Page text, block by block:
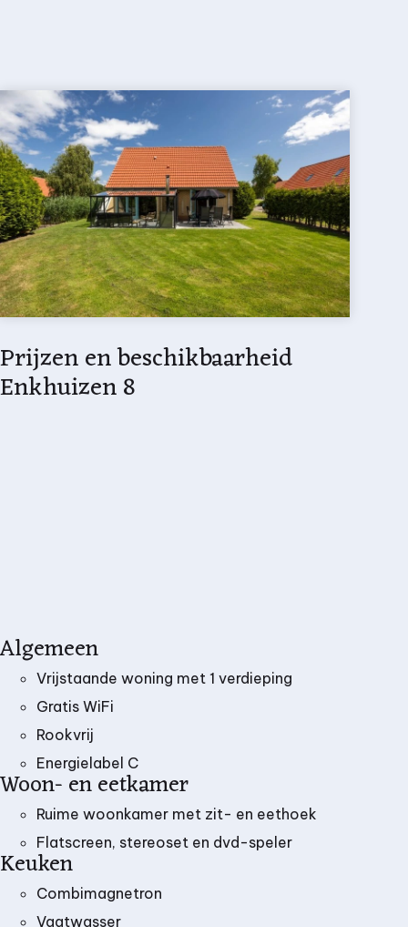
Algemeen
Vrijstaande woning met 1 verdieping
Gratis WiFi
Rookvrij
Energielabel C
Woon- en eetkamer
Ruime woonkamer met zit- en eethoek
Flatscreen, stereoset en dvd-speler
Keuken
Combimagnetron
Vaatwasser
Prijzen en beschikbaarheid
Enkhuizen 8